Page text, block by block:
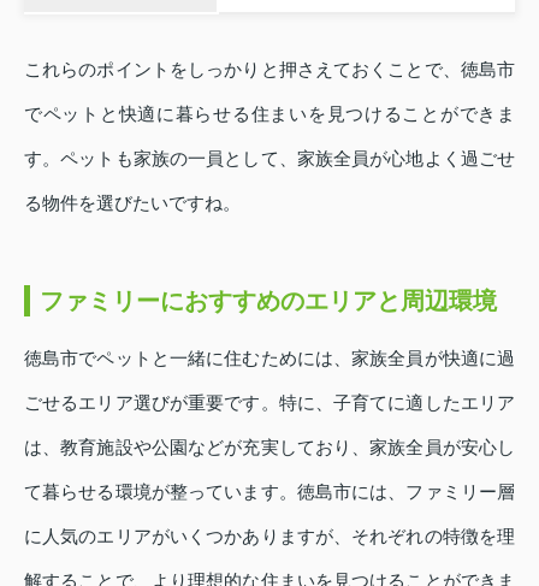
これらのポイントをしっかりと押さえておくことで、徳島市
でペットと快適に暮らせる住まいを見つけることができま
す。ペットも家族の一員として、家族全員が心地よく過ごせ
る物件を選びたいですね。
ファミリーにおすすめのエリアと周辺環境
徳島市でペットと一緒に住むためには、家族全員が快適に過
ごせるエリア選びが重要です。特に、子育てに適したエリア
は、教育施設や公園などが充実しており、家族全員が安心し
て暮らせる環境が整っています。徳島市には、ファミリー層
に人気のエリアがいくつかありますが、それぞれの特徴を理
解することで、より理想的な住まいを見つけることができま